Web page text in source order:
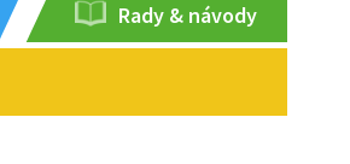
Rady & návody